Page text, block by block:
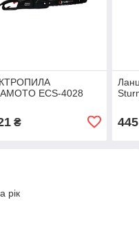
ECS-4028
₴ 445
рік